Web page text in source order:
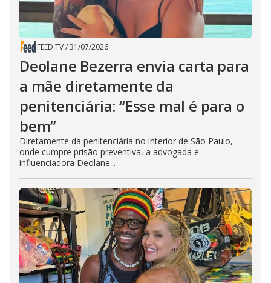
FEED TV/31/07/2026
Deolane Bezerra envia carta para
a mãe diretamente da
penitenciária: “Esse mal é para o
bem”
Diretamente da penitenciária no interior de São Paulo,
onde cumpre prisão preventiva, a advogada e
influenciadora Deolane...